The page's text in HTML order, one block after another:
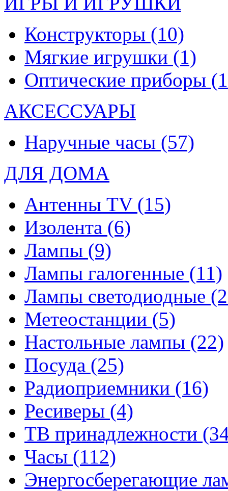
Конструкторы (10)
Мягкие игрушки (1)
Оптические приборы
АКСЕССУАРЫ
Наручные часы (57)
ДЛЯ ДОМА
Антенны TV (15)
Изолента (6)
Лампы (9)
Лампы галогенные (11)
Лампы светодиодные
Метеостанции (5)
Настольные лампы (22)
Посуда (25)
Радиоприемники (16)
Ресиверы (4)
ТВ принадлежности
Часы (112)
Энергосберегающие